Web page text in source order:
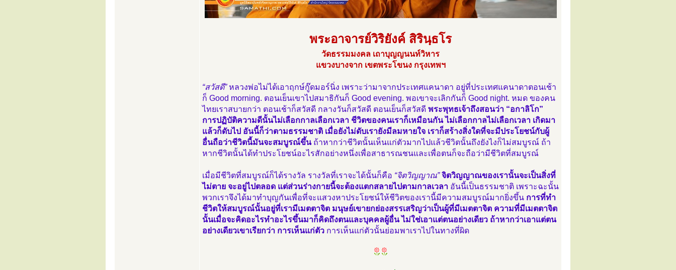
พระอาจารย์วิริยังค์ สิรินฺธโร
วัดธรรมมงคล เถาบุญญนนท์วิหาร
แขวงบางจาก เขตพระโขนง กรุงเทพฯ
“สวัสดี”หลวงพ่อไม่ได้เอาฤกษ์กู๊ดมอร์นิ่ง เพราะว่ามาจากประเทศแคนาดา อยู่ที่ประเทศแคนาดาตอนเช้า
ก็ Good morning. ตอนเย็นเขาไปสมาธิกันก็ Good evening. พอเขาจะเลิกกันก็ Good night. หมด ของคน
ไทยเราสบายกว่า ตอนเช้าก็สวัสดี กลางวันก็สวัสดี ตอนเย็นก็สวัสดี พระพุทธเจ้าถึงสอนว่า “อกาลิโก”
การปฏิบัติความดีนั้นไม่เลือกกาลเลือกเวลา ชีวิตของคนเราก็เหมือนกัน ไม่เลือกกาลไม่เลือกเวลา เกิดมา
แล้วก็ดับไป อันนี้ก็ว่าตามธรรมชาติ เมื่อยังไม่ดับเรายังมีลมหายใจ เราก็สร้างสิ่งใดที่จะมีประโยชน์กับผู้
อื่นถือว่าชีวิตนี้มันจะสมบูรณ์ขึ้นถ้าหากว่าชีวิตนั้นเห็นแก่ตัวมากไปแล้วชีวิตนั้นถึงยังไงก็ไม่สมบูรณ์ ถ้า
หากชีวิตนั้นได้ทำประโยชน์อะไรสักอย่างหนึ่งเพื่อสาธารณชนและเพื่อตนก็จะถือว่ามีชีวิตที่สมบูรณ์
เมื่อมีชีวิตที่สมบูรณ์ก็ได้รางวัล รางวัลที่เราจะได้นั้นก็คือ “จิตวิญญาณ”จิตวิญญาณของเรานั้นจะเป็นสิ่งที่
ไม่ตาย จะอยู่ไปตลอด แต่ส่วนร่างกายนี้จะต้องแตกสลายไปตามกาลเวลา อันนี้เป็นธรรมชาติ เพราะฉะนั้น
พวกเราจึงได้มาทำบุญกันเพื่อที่จะแสวงหาประโยชน์ให้ชีวิตของเรานี้มีความสมบูรณ์มากยิ่งขึ้น การที่ทำ
ชีวิตให้สมบูรณ์นั้นอยู่ที่เรามีเมตตาจิต มนุษย์เขายกย่องสรรเสริญว่าเป็นผู้ที่มีเมตตาจิต ความที่มีเมตตาจิต
นั้นเมื่อจะคิดอะไรทำอะไรขึ้นมาก็คิดถึงตนและบุคคลผู้อื่น ไม่ใช่เอาแต่ตนอย่างเดียว ถ้าหากว่าเอาแต่ตน
อย่างเดียวเขาเรียกว่า การเห็นแก่ตัว การเห็นแก่ตัวนั้นย่อมพาเราไปในทางที่ผิด